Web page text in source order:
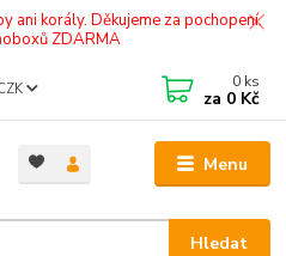
ani korály. Děkujeme za pochopení.
ZDARMA
Menu
Hledat
0 ks
za 0 Kč